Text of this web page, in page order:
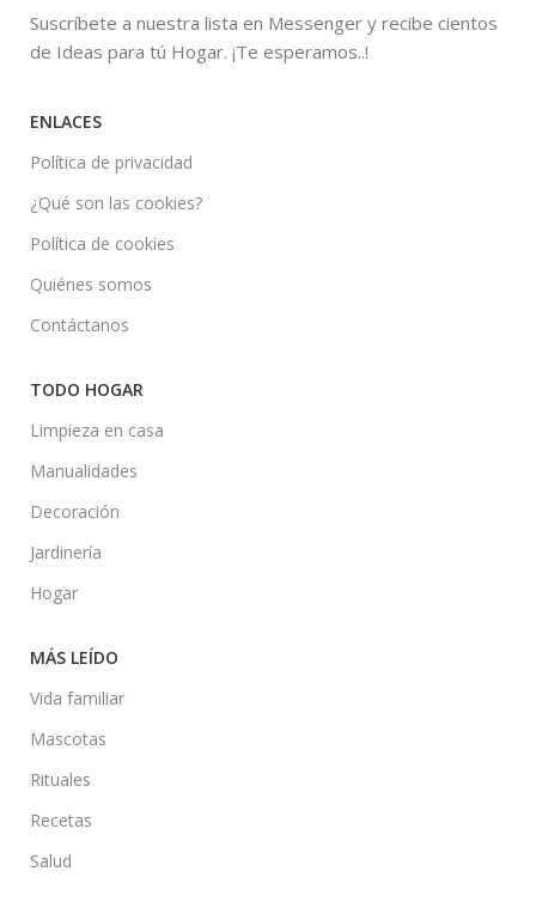
Suscríbete a nuestra lista en Messenger y recibe cientos
de Ideas para tú Hogar. ¡Te esperamos..!
ENLACES
Política de privacidad
¿Qué son las cookies?
Política de cookies
Quiénes somos
Contáctanos
TODO HOGAR
Limpieza en casa
Manualidades
Decoración
Jardinería
Hogar
MÁS LEÍDO
Vida familiar
Mascotas
Rituales
Recetas
Salud